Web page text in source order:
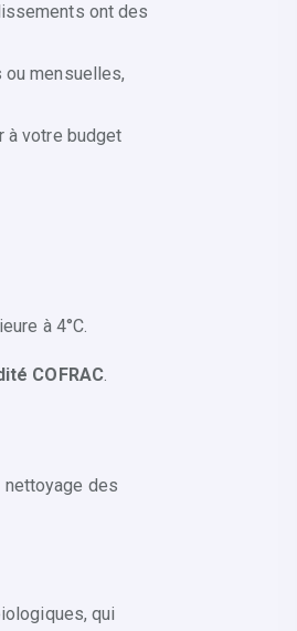
ont des
mensuelles,
à votre budget
à 4°C.
COFRAC.
nettoyage des
qui